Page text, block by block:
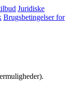
Juridiske
Brugsbetingelser for